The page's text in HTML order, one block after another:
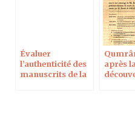
Évaluer
l’authenticité des
manuscrits de la
après la